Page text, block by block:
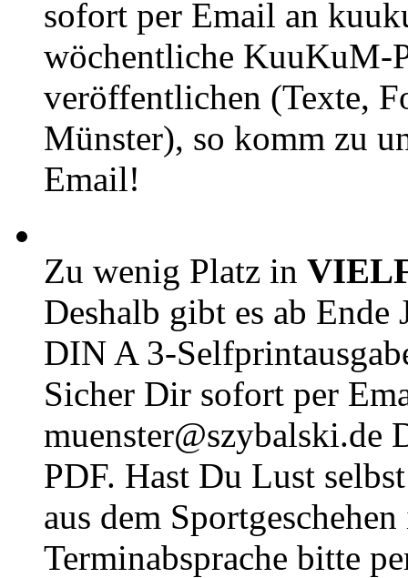
sofort per Email an
wöchentliche KuuKuM-
veröffentlichen (Texte,
Münster), so komm zu
Email!
Zu wenig Platz in
Deshalb gibt es ab Ende
DIN A 3-
Sicher Dir sofort per
muenster@szybalski.de
PDF. Hast Du Lust
aus dem
Terminabsprache bitte